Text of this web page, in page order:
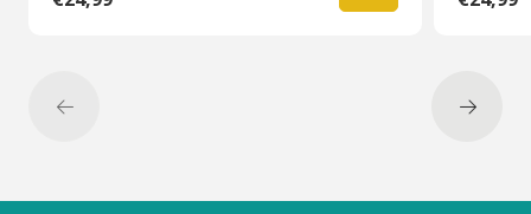
Duurzame ingrediënten: Gebruik van natuurlijke,